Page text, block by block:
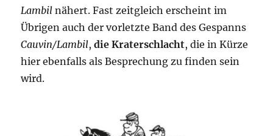
Lambil nähert. Fast zeitgleich erscheint im
Übrigen auch der vorletzte Band des Gespanns
Cauvin/Lambil,die Kraterschlacht, die in Kürze
hier ebenfalls als Besprechung zu finden sein
wird.